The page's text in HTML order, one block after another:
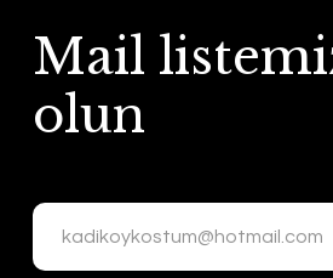
Mail
olun